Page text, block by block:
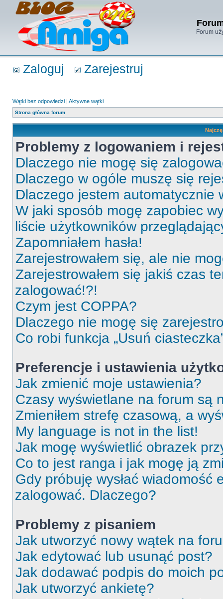
Forum
Zaloguj Zarejestruj
Wątki bez odpowiedzi | Aktywne wątki
Strona główna forum
Problemy z logowaniem i
Dlaczego nie mogę się
Dlaczego w ogóle muszę się
Dlaczego jestem automatycznie
W jaki sposób mogę zapobiec
liście użytkowników
Zapomniałem hasła!
Zarejestrowałem się, ale nie
Zarejestrowałem się jakiś czas
zalogować!?!
Czym jest COPPA?
Dlaczego nie mogę się
Co robi funkcja „Usuń
Preferencje i ustawienia
Jak zmienić moje ustawienia?
Czasy wyświetlane na forum są
Zmieniłem strefę czasową, a
My language is not in the list!
Jak mogę wyświetlić obrazek
Co to jest ranga i jak mogę ją
Gdy próbuję wysłać wiadomość
zalogować. Dlaczego?
Problemy z pisaniem
Jak utworzyć nowy wątek na
Jak edytować lub usunąć post?
Jak dodawać podpis do moich
Jak utworzyć ankietę?